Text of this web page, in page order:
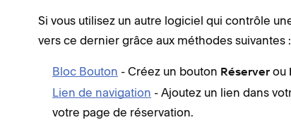
Si vous utilisez un autre logiciel qui contrôle
vers ce dernier grâce aux méthodes suivantes :
Bloc Bouton - Créez un bouton Réserver ou
Lien de navigation - Ajoutez un lien dans
votre page de réservation.